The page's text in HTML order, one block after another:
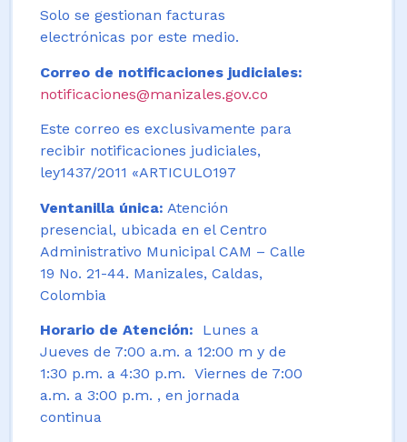
Solo se gestionan facturas
electrónicas por este medio.
Correo de notificaciones judiciales:
notificaciones@manizales.gov.co
Este correo es exclusivamente para
recibir notificaciones judiciales,
ley1437/2011 «ARTICULO197
Ventanilla única: Atención
presencial, ubicada en el Centro
Administrativo Municipal CAM – Calle
19 No. 21-44. Manizales, Caldas,
Colombia
Horario de Atención:
Lunes a
Jueves de 7:00 a.m. a 12:00 m y de
1:30 p.m. a 4:30 p.m. Viernes de 7:00
a.m. a 3:00 p.m. , en jornada
continua